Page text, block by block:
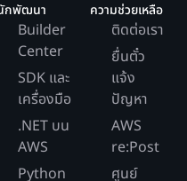
กพัฒนา
Builder
Center
SDK และ
เครื่องมือ
.NET บน
AWS
Python
ความช่วยเหลือ
ติดต่อเรา
ยื่นตั๋ว
แจ้ง
ปัญหา
AWS
re:Post
ศูนย์